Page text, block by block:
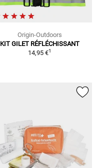
Origin-Outdoors
KIT GILET RÉFLÉCHISSANT
14,95 €1